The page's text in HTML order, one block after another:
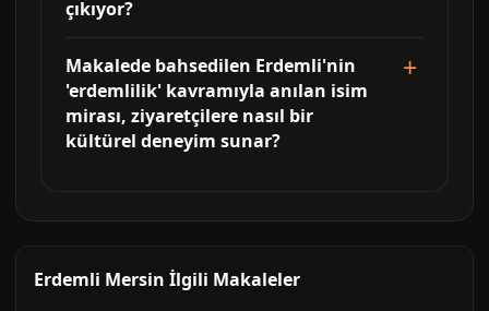
çıkıyor?
Makalede bahsedilen Erdemli'nin
'erdemlilik' kavramıyla anılan isim
mirası, ziyaretçilere nasıl bir
kültürel deneyim sunar?
Erdemli Mersin İlgili Makaleler